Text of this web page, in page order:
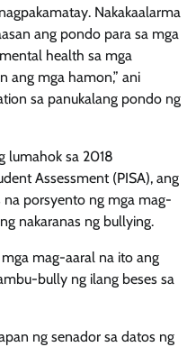
Nakakaalarma
ang pondo para sa mga
health sa mga
ang mga hamon,” ani
sa panukalang pondo ng
lumahok sa 2018
Assessment (PISA), ang
na porsyento ng mga mag-
nakaranas ng bullying.
mag-aaral na ito ang
bully ng ilang beses sa
ng senador sa datos ng